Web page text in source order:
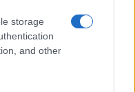
storage
and other